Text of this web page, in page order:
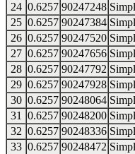
24 0.6257 90247248
25 0.6257 90247384
26 0.6257 90247520
27 0.6257 90247656
28 0.6257 90247792
29 0.6257 90247928
30 0.6257 90248064
31
0.6257 90248200
32 0.6257 90248336
33 0.6257 90248472